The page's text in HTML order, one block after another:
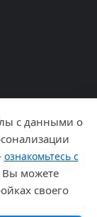
с данными о
ознакомьтесь с
Вы можете
своего